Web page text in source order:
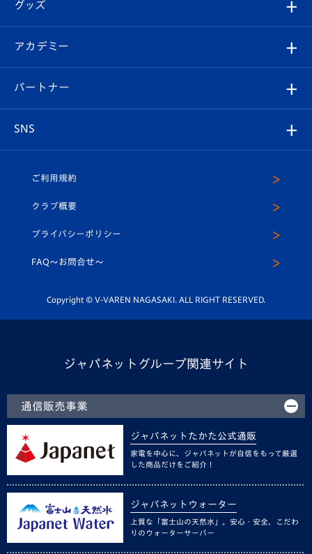
チケット
イベント
メディア
ホームタウン
スタッフプロフィール
マスコット紹介
平和祈念活動
ホームタウン活動
Revive Team
ヴィヴィくんの長崎おもてなしガイド
フォトギャラリー
スタジアムグルメ
V-LOVERS（ファンクラブ）
プレイヤーズスイート
グッズ
オンラインショップ
店舗情報
アカデミー
育成からのお知らせ
U-18
スクール
パートナー
SNS
ヴィヴィくんインスタグラム
公式LINE＠
ご利用規約
クラブ概要
プライバシーポリシー
FAQ〜お問合せ〜
Copyright © V-VAREN NAGASAKI. ALL RIGHT RESERVED.
ジャパネットグループ関連サイト
通信販売事業
ジャパネットたかた公式通販
家電を中心に、ジャパネットが自信をもって厳選
した商品だけをご紹介！
ジャパネットウォーター
上質な「富士山の天然水」。安心・安全、こだわ
りのウォーターサーバー